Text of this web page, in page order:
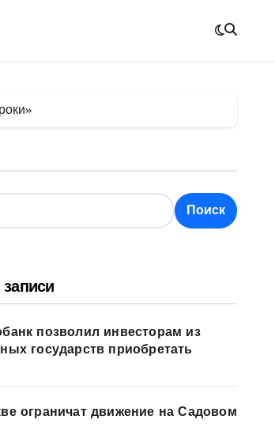
Поиск
позволил инвесторам из
государств приобретать
ограничат движение на Садовом